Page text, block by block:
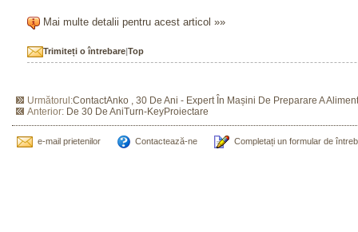
Mai multe detalii pentru acest articol »»
Trimiteți o întrebare|Top
Următorul:ContactAnko , 30 De Ani - Expert În Mașini De Preparare A
Anterior: De 30 De AniTurn-KeyProiectare
e-mail prietenilor Contactează-ne Completați un formular de